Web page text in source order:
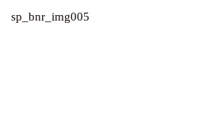
sp_bnr_img005